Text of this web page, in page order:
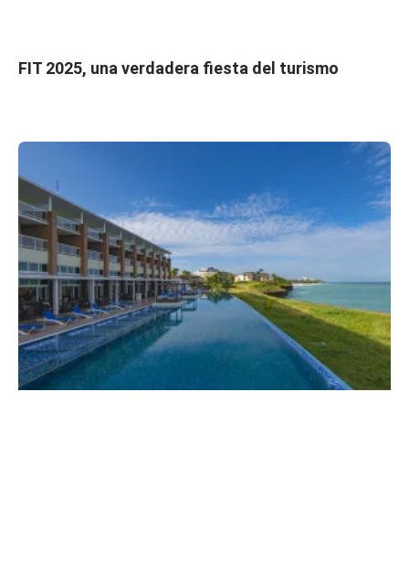
FIT 2025, una verdadera fiesta del turismo